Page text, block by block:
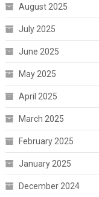
August 2025
July 2025
June 2025
May 2025
April 2025
March 2025
February 2025
January 2025
December 2024